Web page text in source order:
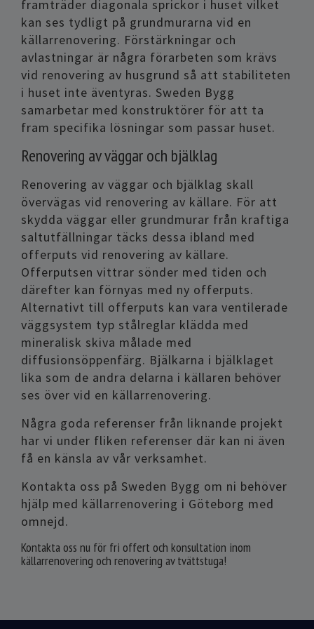
framträder diagonala sprickor i huset vilket
kan ses tydligt på grundmurarna vid en
källarrenovering. Förstärkningar och
avlastningar är några förarbeten som krävs
vid renovering av husgrund så att stabiliteten
i huset inte äventyras. Sweden Bygg
samarbetar med konstruktörer för att ta
fram specifika lösningar som passar huset.
Renovering av väggar och bjälklag
Renovering av väggar och bjälklag skall
övervägas vid renovering av källare. För att
skydda väggar eller grundmurar från kraftiga
saltutfällningar täcks dessa ibland med
offerputs vid renovering av källare.
Offerputsen vittrar sönder med tiden och
därefter kan förnyas med ny offerputs.
Alternativt till offerputs kan vara ventilerade
väggsystem typ stålreglar klädda med
mineralisk skiva målade med
diffusionsöppenfärg. Bjälkarna i bjälklaget
lika som de andra delarna i källaren behöver
ses över vid en källarrenovering.
Några goda referenser från liknande projekt
har vi under fliken referenser där kan ni även
få en känsla av vår verksamhet.
Kontakta oss på Sweden Bygg om ni behöver
hjälp med källarrenovering i Göteborg med
omnejd.
Kontakta oss nu för fri offert och konsultation inom
källarrenovering och renovering av tvättstuga!